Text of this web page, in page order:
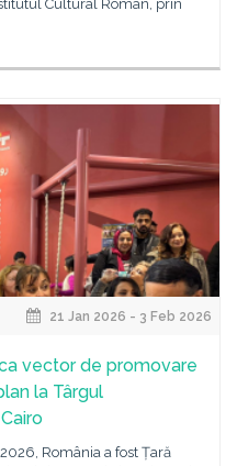
Cultural Român, prin
21 Jan 2026 - 3 Feb 2026
vector de promovare
la Târgul
România a fost Țară